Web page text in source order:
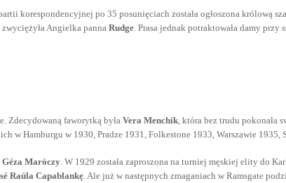
korespondencyjnej po 35 posunięciach została ogłoszona królową
Angielka panna Rudge . Prasa jednak potraktowała damy
Zdecydowaną faworytką była Vera Menchik , która bez trudu
Hamburgu w 1930, Pradze 1931, Folkestone 1933, Warszawie 1935,
Géza Maróczy . W 1929 została zaproszona na turniej męskiej elity do
Raúla Capablankę . Ale już w następnych zmaganiach w Ramsgate